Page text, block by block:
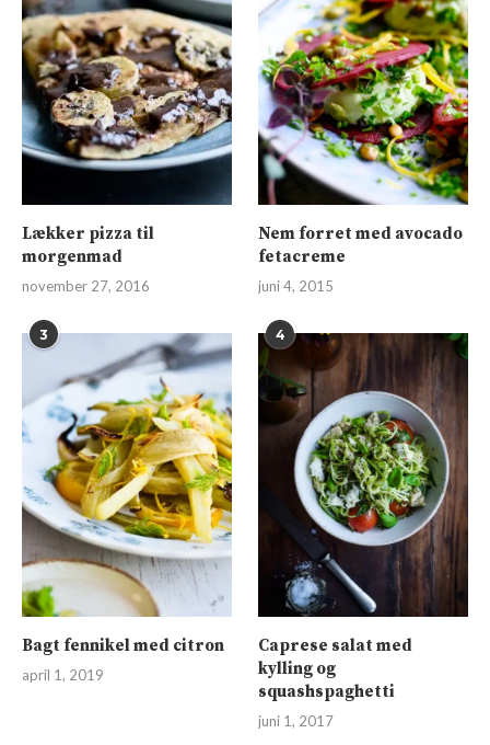
Lækker pizza til
morgenmad
november 27, 2016
Nem forret med avocado
fetacreme
juni 4, 2015
3
Bagt fennikel med citron
april 1, 2019
4
Caprese salat med
kylling og
squashspaghetti
juni 1, 2017